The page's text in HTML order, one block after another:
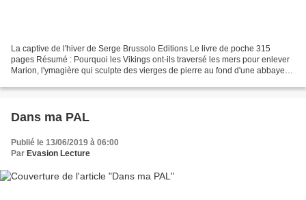
La captive de l'hiver de Serge Brussolo Editions Le livre de poche 315
pages Résumé : Pourquoi les Vikings ont-ils traversé les mers pour enlever
Marion, l'ymagière qui sculpte des vierges de pierre au fond d'une abbaye
Dans ma PAL
Publié le 13/06/2019 à 06:00
Par Evasion Lecture